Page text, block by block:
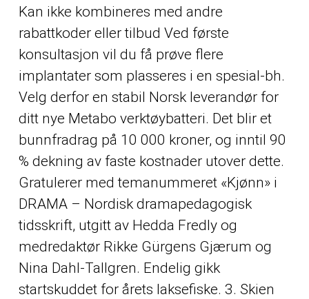
Kan ikke kombineres med andre
rabattkoder eller tilbud Ved første
konsultasjon vil du få prøve flere
implantater som plasseres i en spesial-bh.
Velg derfor en stabil Norsk leverandør for
ditt nye Metabo verktøybatteri. Det blir et
bunnfradrag på 10 000 kroner, og inntil 90
% dekning av faste kostnader utover dette.
Gratulerer med temanummeret «Kjønn» i
DRAMA – Nordisk dramapedagogisk
tidsskrift, utgitt av Hedda Fredly og
medredaktør Rikke Gürgens Gjærum og
Nina Dahl-Tallgren. Endelig gikk
startskuddet for årets laksefiske. 3. Skien